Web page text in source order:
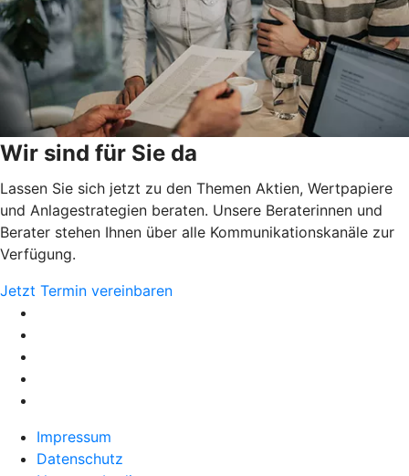
Wir sind für Sie da
Lassen Sie sich jetzt zu den Themen Aktien, Wertpapiere
und Anlagestrategien beraten. Unsere Beraterinnen und
Berater stehen Ihnen über alle Kommunikationskanäle zur
Verfügung.
Jetzt Termin vereinbaren
Impressum
Datenschutz